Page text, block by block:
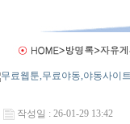
작성일 : 26-01-29 13:42